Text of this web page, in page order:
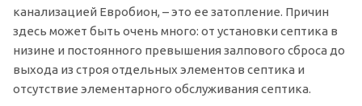
канализацией Евробион, – это ее затопление. Причин
здесь может быть очень много: от установки септика в
низине и постоянного превышения залпового сброса до
выхода из строя отдельных элементов септика и
отсутствие элементарного обслуживания септика.